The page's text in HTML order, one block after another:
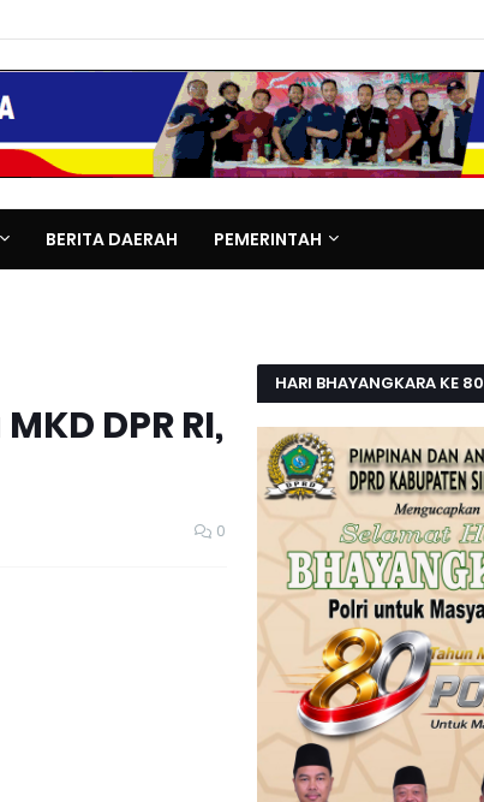
BERITA DAERAH PEMERINTAH
DPR RI,
0
HARI BHAYANGKARA KE 80